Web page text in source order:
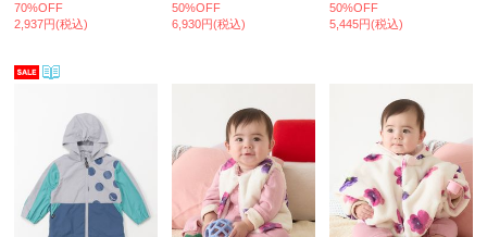
70%OFF
2,937円(税込)
50%OFF
6,930円(税込)
50%OFF
5,445円(税込)